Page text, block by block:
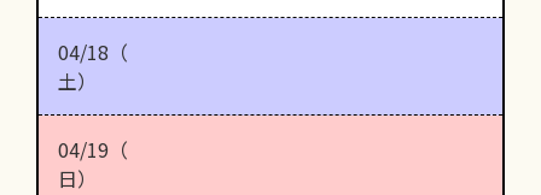
04/18（
土）
04/19（
日）